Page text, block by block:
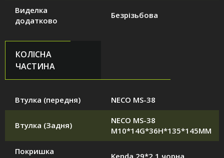
Виделка
додатково
Безрізьбова
КОЛІСНА
ЧАСТИНА
Втулка (передня) NECO MS-38
Втулка (Задня)
NECO MS-38
M10*14G*36H*135*145MM
Покришка